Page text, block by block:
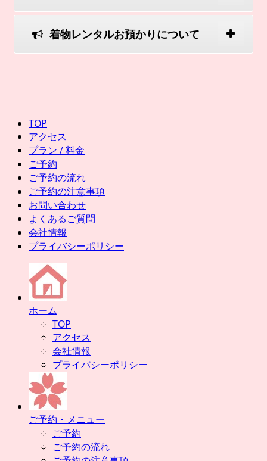
着物レンタルお預かりについて
TOP
アクセス
プラン / 料金
ご予約
ご予約の流れ
ご予約の注意事項
お問い合わせ
よくあるご質問
会社情報
プライバシーポリシー
ホーム
TOP
アクセス
会社情報
プライバシーポリシー
ご予約・メニュー
ご予約
ご予約の流れ